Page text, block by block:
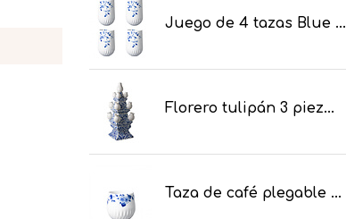
Juego de 4 tazas Blue ...
Florero tulipán 3 piez...
Taza de café plegable ...